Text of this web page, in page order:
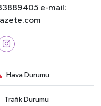
e-mail:
Hava Durumu
Trafik Durumu